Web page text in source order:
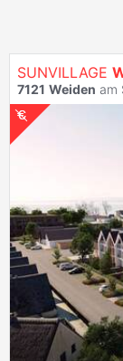
SUNVILLAGE
7121 Weiden am